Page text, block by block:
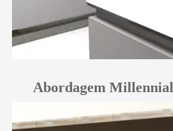
Abordagem Millennial